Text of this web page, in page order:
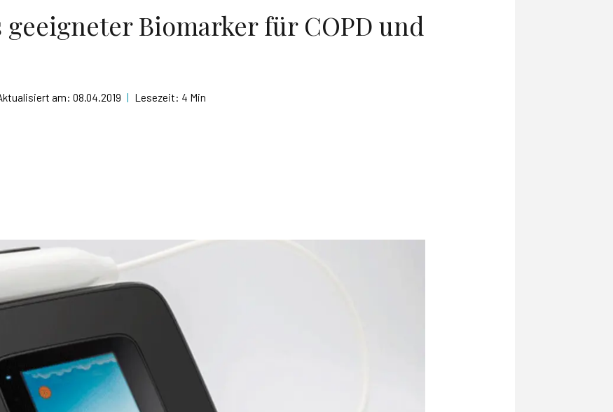
geeigneter Biomarker für COPD und
am: 08.04.2019 | Lesezeit: 4 Min